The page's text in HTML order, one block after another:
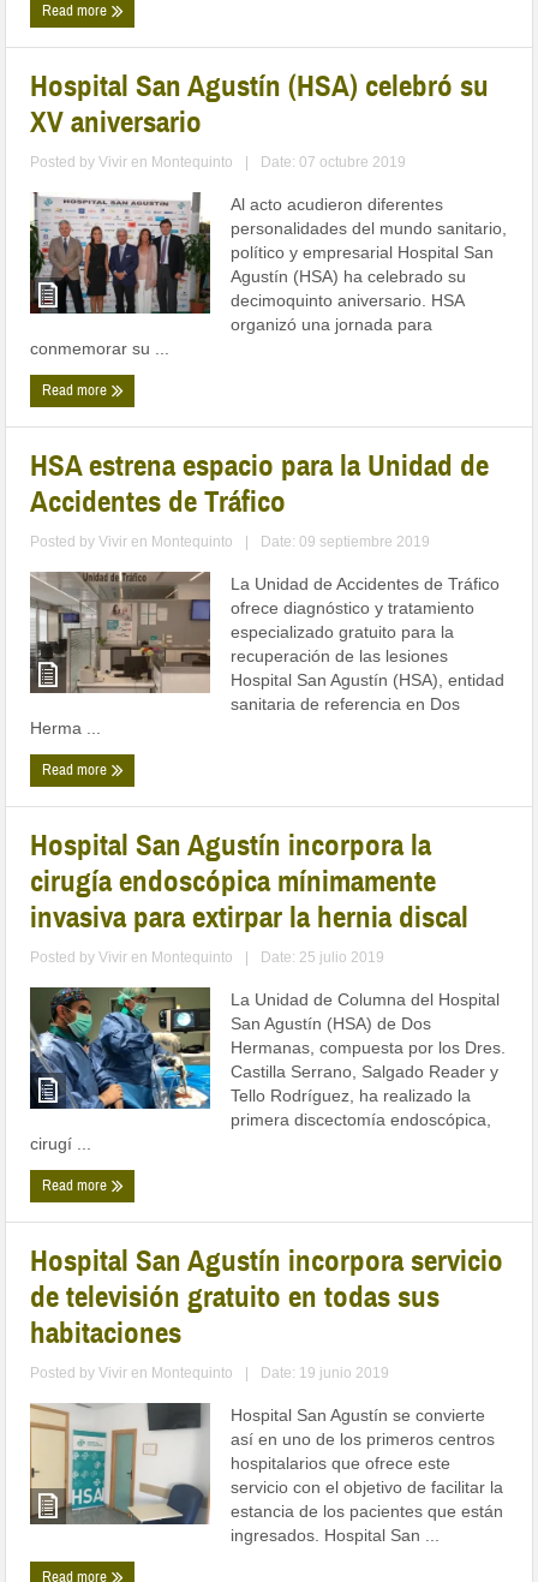
Read more
Hospital San Agustín (HSA) celebró su
XV aniversario
Posted byVivir en Montequinto Date: 07 octubre 2019
Al acto acudieron diferentes
personalidades del mundo sanitario,
político y empresarial Hospital San
Agustín (HSA) ha celebrado su
decimoquinto aniversario. HSA
organizó una jornada para
conmemorar su ...
Read more
HSA estrena espacio para la Unidad de
Accidentes de Tráfico
Posted byVivir en Montequinto Date: 09 septiembre 2019
La Unidad de Accidentes de Tráfico
ofrece diagnóstico y tratamiento
especializado gratuito para la
recuperación de las lesiones
Hospital San Agustín (HSA), entidad
sanitaria de referencia en Dos
Herma ...
Read more
Hospital San Agustín incorpora la
cirugía endoscópica mínimamente
invasiva para extirpar la hernia discal
Posted byVivir en Montequinto Date: 25 julio 2019
La Unidad de Columna del Hospital
San Agustín (HSA) de Dos
Hermanas, compuesta por los Dres.
Castilla Serrano, Salgado Reader y
Tello Rodríguez, ha realizado la
primera discectomía endoscópica,
cirugí ...
Read more
Hospital San Agustín incorpora servicio
de televisión gratuito en todas sus
habitaciones
Posted byVivir en Montequinto Date: 19 junio 2019
Hospital San Agustín se convierte
así en uno de los primeros centros
hospitalarios que ofrece este
servicio con el objetivo de facilitar la
estancia de los pacientes que están
ingresados. Hospital San ...
Read more